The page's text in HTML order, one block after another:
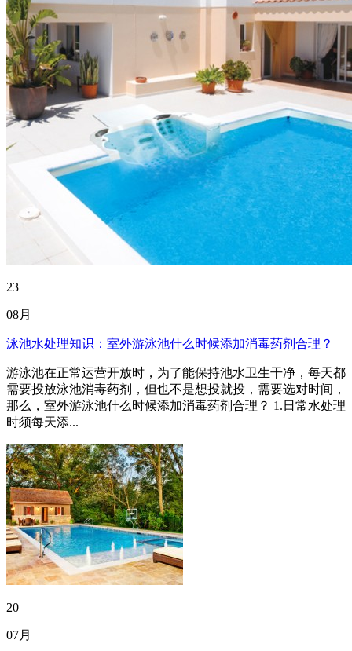
23
08月
泳池水处理知识：室外游泳池什么时候添加消毒药剂合理？
游泳池在正常运营开放时，为了能保持池水卫生干净，每天都
需要投放泳池消毒药剂，但也不是想投就投，需要选对时间，
那么，室外游泳池什么时候添加消毒药剂合理？ 1.日常水处理
时须每天添...
20
07月